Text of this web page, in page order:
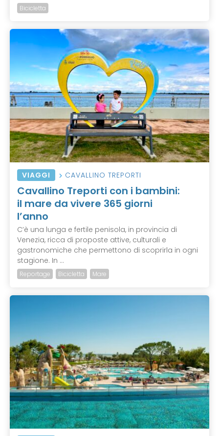
Bicicletta
VIAGGI CAVALLINO TREPORTI
Cavallino Treporti con i bambini:
il mare da vivere 365 giorni
l’anno
C’è una lunga e fertile penisola, in provincia di
Venezia, ricca di proposte attive, culturali e
gastronomiche che permettono di scoprirla in ogni
stagione. In ...
Reportage Bicicletta Mare